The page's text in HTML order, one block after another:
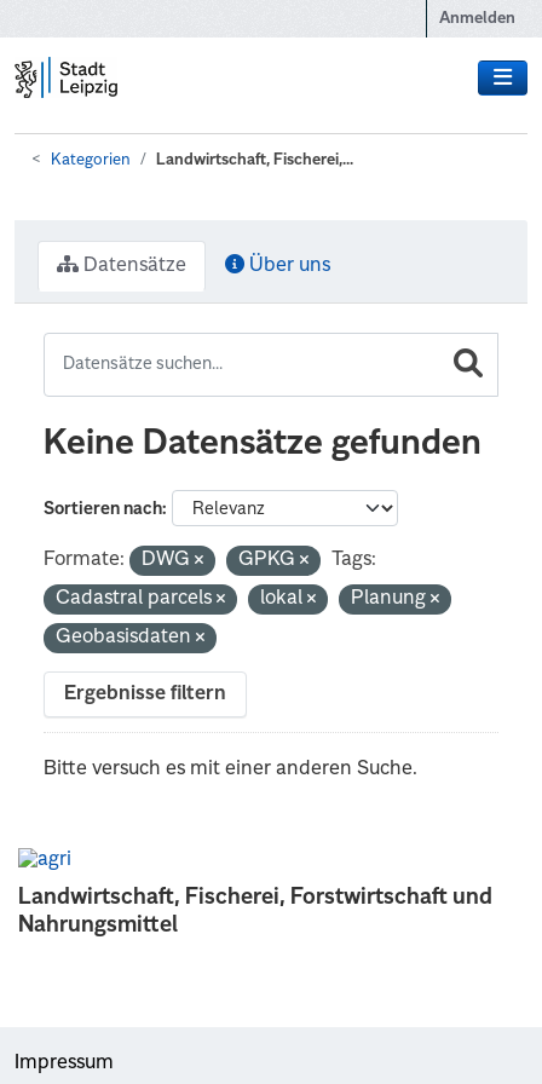
Anmelden
Kategorien Landwirtschaft, Fischerei,...
Landwirtschaft, Fischerei, Forstwirtschaft und
Nahrungsmittel
Datensätze Über uns
Keine Datensätze gefunden
Sortieren nach
Formate: DWG GPKG
Tags:
Cadastral parcels
lokal
Planung
Geobasisdaten
Ergebnisse filtern
Bitte versuch es mit einer anderen Suche.
Impressum